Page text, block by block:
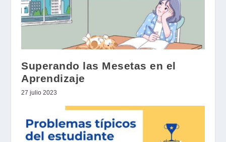
Superando las Mesetas en el
Aprendizaje
27 julio 2023